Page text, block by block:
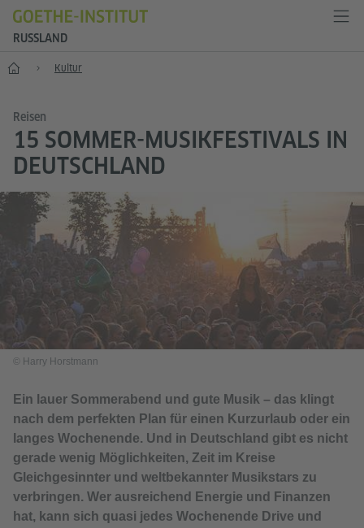
RUSSLAND
Start Kultur
Reisen
15 SOMMER-MUSIKFESTIVALS IN
DEUTSCHLAND
© Harry Horstmann
Ein lauer Sommerabend und gute Musik – das klingt
nach dem perfekten Plan für einen Kurzurlaub oder ein
langes Wochenende. Und in Deutschland gibt es nicht
gerade wenig Möglichkeiten, Zeit im Kreise
Gleichgesinnter und weltbekannter Musikstars zu
verbringen. Wer ausreichend Energie und Finanzen
hat, kann sich quasi jedes Wochenende Drive und